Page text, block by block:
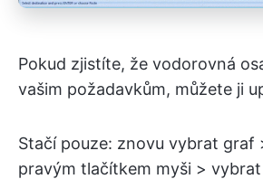
Pokud zjistíte, že vodorovná
vašim požadavkům, můžete ji
Stačí pouze: znovu vybrat graf
pravým tlačítkem myši >